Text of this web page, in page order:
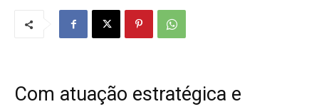
Com atuação estratégica e